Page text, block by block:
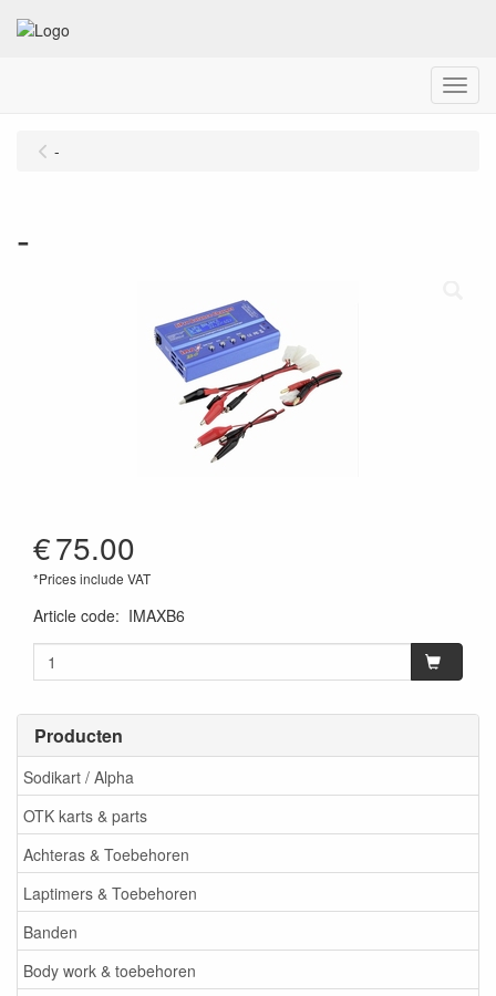
Menu
Producten
Sodikart / Alpha
OTK karts & parts
Achteras & Toebehoren
Laptimers & Toebehoren
Banden
Body work & toebehoren
-
-
€75.00
*Prices include VAT
Article code: IMAXB6